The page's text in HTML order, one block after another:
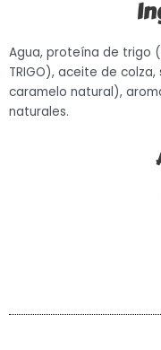
Agua, proteína de trigo
TRIGO), aceite de
caramelo natural),
naturales.